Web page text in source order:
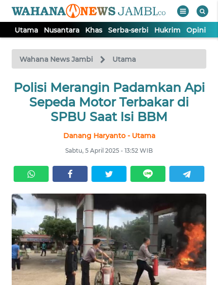
Utama Nusantara Khas Serba-serbi Hukrim Opini
Wahana News Jambi Utama
Polisi Merangin Padamkan Api
Sepeda Motor Terbakar di
SPBU Saat Isi BBM
Danang Haryanto - Utama
Sabtu, 5 April 2025 - 13:52 WIB
TV
Tutup
UTAMA
NUSANTARA
SERBA-
SERBI
HUKRIM
OPINI
PERISTIWA